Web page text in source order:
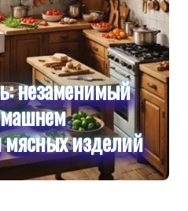
незаменимый
мясных изделий